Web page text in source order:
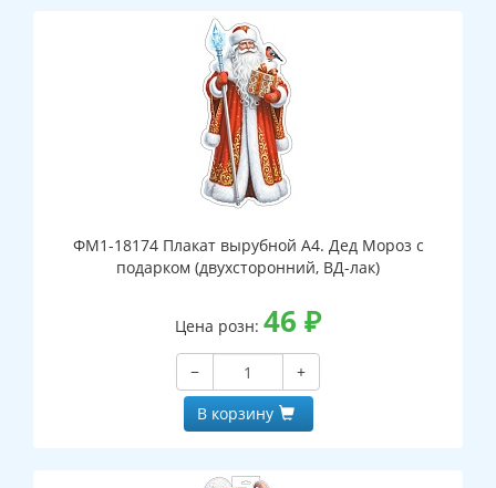
ФМ1-18174 Плакат вырубной А4. Дед Мороз с
подарком (двухсторонний, ВД-лак)
Цена розн: 46 ₽
−
+
В корзину